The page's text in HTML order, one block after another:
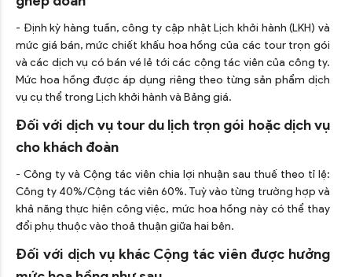
- Định kỳ hàng tuần, công ty cập nhật Lịch khởi hành (LKH) và
mức giá bán, mức chiết khấu hoa hồng của các tour trọn gói
và các dịch vụ có bán vé lẻ tới các cộng tác viên của công ty.
Mức hoa hồng được áp dụng riêng theo từng sản phẩm dịch
vụ cụ thể trong Lịch khởi hành và Bảng giá.
Đối với dịch vụ tour du lịch trọn gói hoặc dịch vụ
cho khách đoàn
- Công ty và Cộng tác viên chia lợi nhuận sau thuế theo tỉ lệ:
Công ty 40%/Cộng tác viên 60%. Tuỳ vào từng trường hợp và
khả năng thực hiện công việc, mức hoa hồng này có thể thay
đổi phụ thuộc vào thoả thuận giữa hai bên.
Đối với dịch vụ khác Cộng tác viên được hưởng